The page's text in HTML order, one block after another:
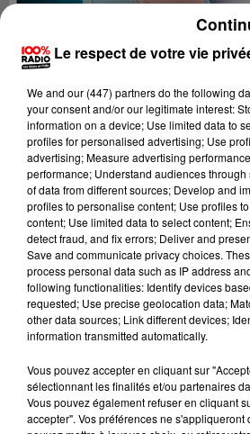
Lecture (4 min 4 sec)
100%
29 novembre 2024 - 4 min 4 sec
LES INFOS DU BÉARN DU
Le respect de votre vie
We and our (447) partnersdo the following
your consent and/or our legitimate interest:
information on a device; Use limited data to
profiles for personalised advertising; Use
advertising; Measure advertising
performance; Understand audiences
of data from different sources; Develop and
profiles to personalise content; Use profiles
content; Use limited data to select content;
detect fraud, and fix errors; Deliver and
Save and communicate privacy choices.
process personal data such as IP address
following functionalities: Identify devices
requested; Use precise geolocation data;
other data sources; Link different devices;
information transmitted automatically.
Vous pouvez accepter en cliquant sur
sélectionnant les finalités et/ou partenaires
Vous pouvez également refuser en cliquant
accepter". Vos préférences ne s'appliqueront